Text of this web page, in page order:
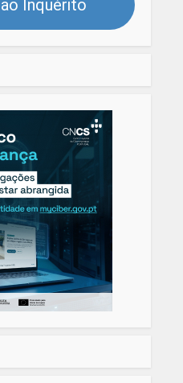
Inquérito